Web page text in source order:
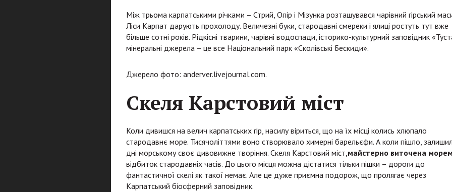
Між трьома карпатськими річками – Стрий, Опір і Мізунка розташувався чарівний гірський
Ліси Карпат дарують прохолоду. Величезні буки, стародавні смереки і ялиці ростуть тут вже
більше сотні років. Рідкісні тварини, чарівні водоспади, історико-культурний заповідник
мінеральні джерела – це все Національний парк «Сколівські Бескиди».
Джерело фото: anderver.livejournal.com.
Скеля Карстовий міст
Коли дивишся на велич карпатських гір, насилу віриться, що на їх місці колись хлюпало
стародавнє море. Тисячоліттями воно створювало химерні барельєфи. А коли пішло,
дні морському своє дивовижне творіння. Скеля Карстовий міст,майстерно виточена морем
відбиток стародавніх часів. До цього місця можна дістатися тільки пішки – дороги до
фантастичної скелі як такої немає. Але це дуже приємна подорож, що пролягає через
Карпатський біосферний заповідник.